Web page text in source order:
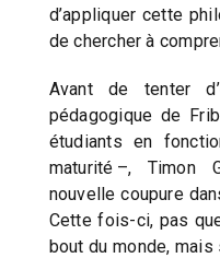
d’appliquer cette
de chercher à
Avant de tenter
pédagogique de
étudiants en
maturité –, Timon
nouvelle coupure
Cette fois-ci, pas
bout du monde,